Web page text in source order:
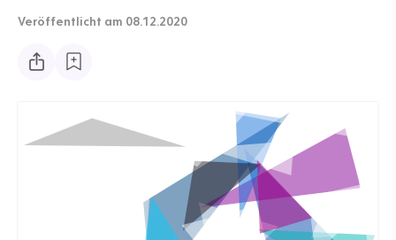
Veröffentlicht am 08.12.2020